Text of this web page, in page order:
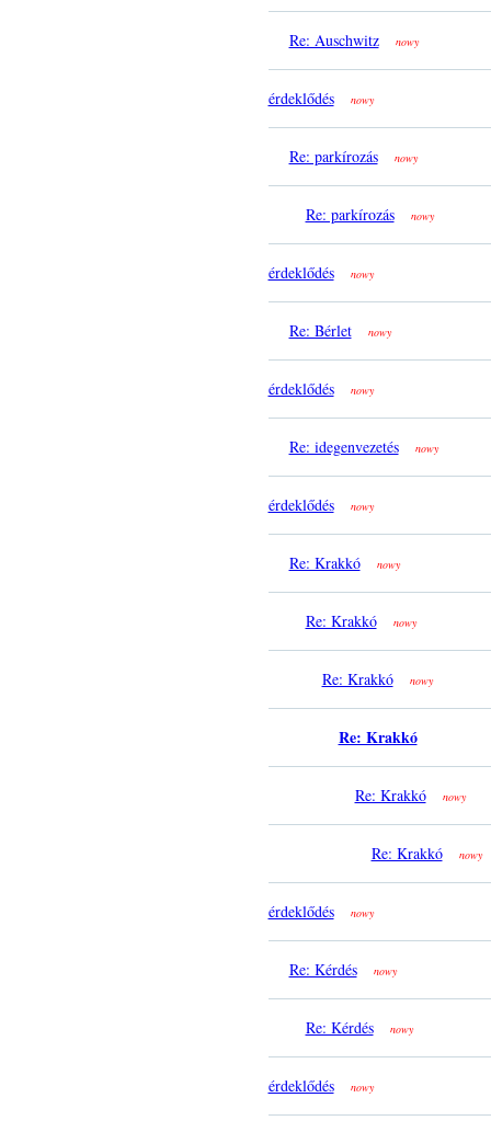
Re: Auschwitz nowy
érdeklődés nowy
Re: parkírozás nowy
Re: parkírozás nowy
érdeklődés nowy
Re: Bérlet nowy
érdeklődés nowy
Re: idegenvezetés nowy
érdeklődés nowy
Re: Krakkó nowy
Re: Krakkó nowy
Re: Krakkó nowy
Re: Krakkó
Re: Krakkó nowy
Re: Krakkó nowy
érdeklődés nowy
Re: Kérdés nowy
Re: Kérdés nowy
érdeklődés nowy